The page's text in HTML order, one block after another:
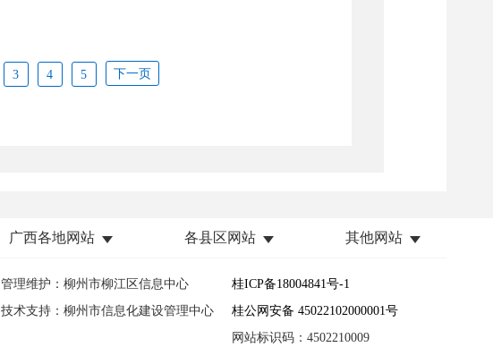
广西各地网站 各县区网站 其他网站
管理维护：柳州市柳江区信息中心
技术支持：柳州市信息化建设管理中心
桂ICP备18004841号-1
桂公网安备 45022102000001号
网站标识码：4502210009